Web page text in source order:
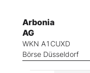
Arbonia
AG
WKN A1CUXD
Börse Düsseldorf